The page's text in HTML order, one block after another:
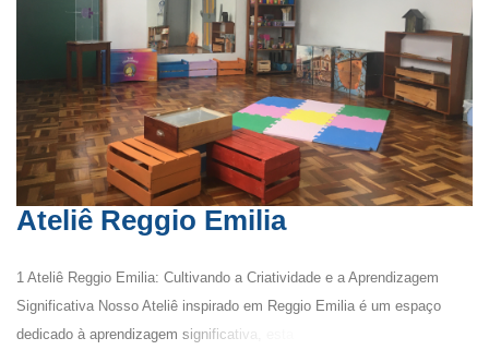
Ateliê Reggio Emilia
1 Ateliê Reggio Emilia: Cultivando a Criatividade e a Aprendizagem
Significativa Nosso Ateliê inspirado em Reggio Emilia é um espaço
dedicado à aprendizagem significativa, esta